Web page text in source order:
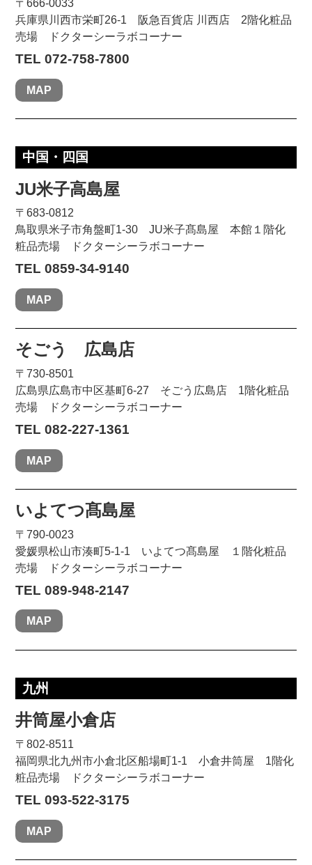
〒666-0033
兵庫県川西市栄町26-1 阪急百貨店 川西店 2階化粧品
売場 ドクターシーラボコーナー
TEL 072-758-7800
MAP
中国・四国
JU米子高島屋
〒683-0812
鳥取県米子市角盤町1-30 JU米子髙島屋 本館１階化
粧品売場 ドクターシーラボコーナー
TEL 0859-34-9140
MAP
そごう 広島店
〒730-8501
広島県広島市中区基町6-27 そごう広島店 1階化粧品
売場 ドクターシーラボコーナー
TEL 082-227-1361
MAP
いよてつ髙島屋
〒790-0023
愛媛県松山市湊町5-1-1 いよてつ髙島屋 １階化粧品
売場 ドクターシーラボコーナー
TEL 089-948-2147
MAP
九州
井筒屋小倉店
〒802-8511
福岡県北九州市小倉北区船場町1-1 小倉井筒屋 1階化
粧品売場 ドクターシーラボコーナー
TEL 093-522-3175
MAP